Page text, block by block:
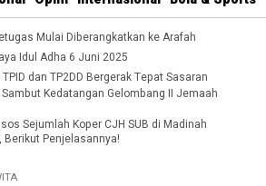
Mulai Diberangkatkan ke Arafah
Idul Adha 6 Juni 2025
dan TP2DD Bergerak Tepat Sasaran
Kedatangan Gelombang II Jemaah
Sejumlah Koper CJH SUB di Madinah
Penjelasannya!